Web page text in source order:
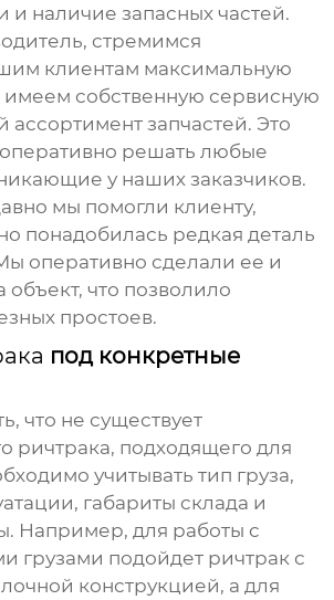
и наличие запасных частей.
стремимся
клиентам максимальную
собственную сервисную
ассортимент запчастей. Это
решать любые
у наших заказчиков.
мы помогли клиенту,
понадобилась редкая деталь
оперативно сделали ее и
объект, что позволило
простоев.
под конкретные
что не существует
ричтрака, подходящего для
учитывать тип груза,
габариты склада и
Например, для работы с
грузами подойдет ричтрак с
конструкцией, а для